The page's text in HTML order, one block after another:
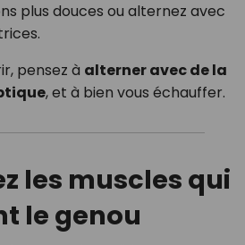
plus douces ou alternez avec
pensez à alterner avec de la
, et à bien vous échauffer.
les muscles qui
le genou